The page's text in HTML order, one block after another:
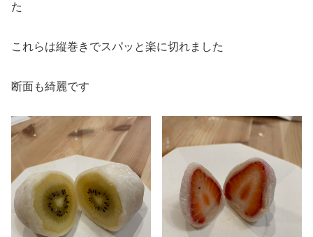
た
これらは縦巻きでスパッと楽に切れました
断面も綺麗です